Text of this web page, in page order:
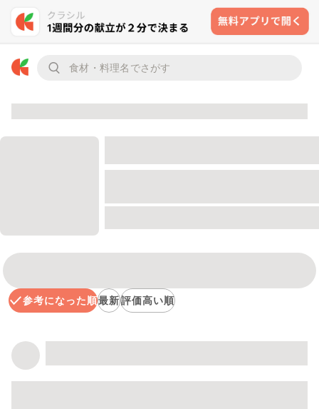
参考になった順最新評価高い順